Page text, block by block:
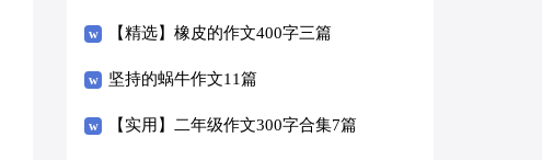
【精选】橡皮的作文400字三篇
坚持的蜗牛作文11篇
【实用】二年级作文300字合集7篇